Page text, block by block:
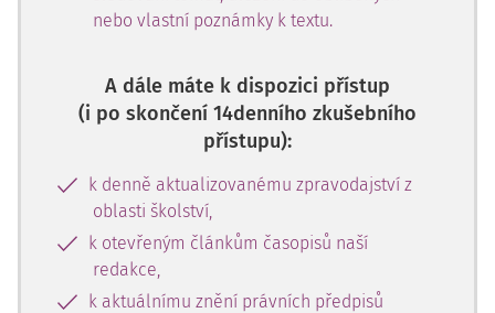
nebo vlastní poznámky k textu.
A dále máte k dispozici přístup
(i po skončení 14denního zkušebního
přístupu):
k denně aktualizovanému zpravodajství z
oblasti školství,
k otevřeným článkům časopisů naší
redakce,
k aktuálnímu znění právních předpisů